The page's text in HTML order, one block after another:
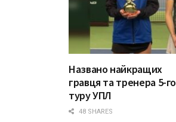
Названо найкращих
гравця та тренера 5-го
туру УПЛ
48 SHARES